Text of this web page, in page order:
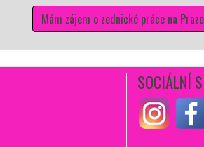
SOCIÁLNÍ